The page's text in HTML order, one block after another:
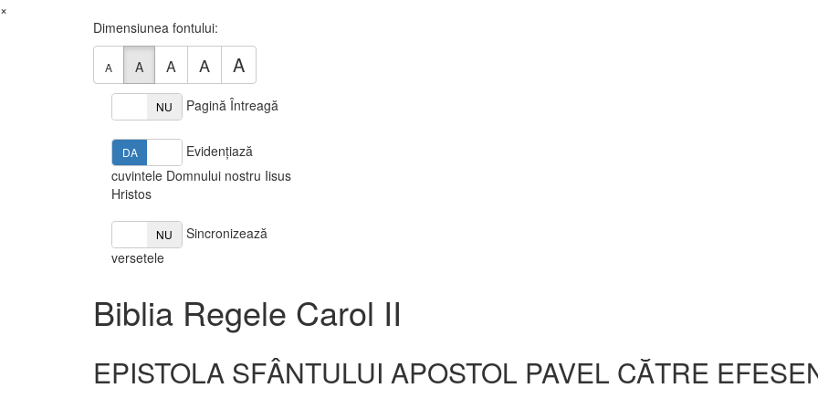
×
Dimensiunea fontului:
A A A A A
NU Pagină Întreagă
DA NU
Evidențiază
cuvintele Domnului nostru Iisus
Hristos
NU
Sincronizează
versetele
Biblia Regele Carol II
EPISTOLA SFÂNTULUI APOSTOL PAVEL CĂTRE